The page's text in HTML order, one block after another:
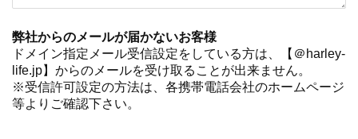
弊社からのメールが届かないお客様
ドメイン指定メール受信設定をしている方は、【＠harley-
life.jp】からのメールを受け取ることが出来ません。
※受信許可設定の方法は、各携帯電話会社のホームページ
等よりご確認下さい。